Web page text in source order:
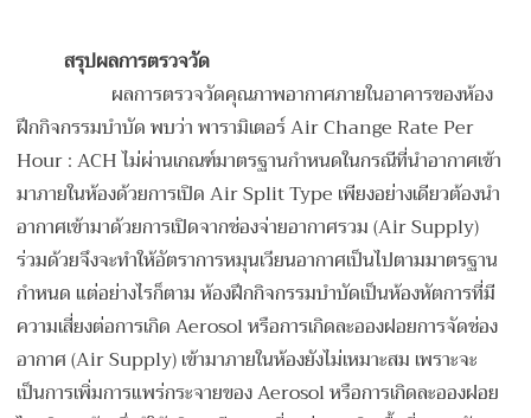
สรุปผลการตรวจวัด
ผลการตรวจวัดคุณภาพอากาศภายในอาคารของห้อง
ฝึกกิจกรรมบำบัด พบว่า พารามิเตอร์ Air Change Rate Per
Hour : ACH ไม่ผ่านเกณฑ์มาตรฐานกำหนดในกรณีที่นำอากาศเข้า
มาภายในห้องด้วยการเปิด Air Split Type เพียงอย่างเดียวต้องนำ
อากาศเข้ามาด้วยการเปิดจากช่องจ่ายอากาศรวม (Air Supply)
ร่วมด้วยจึงจะทำให้อัตราการหมุนเวียนอากาศเป็นไปตามมาตรฐาน
กำหนด แต่อย่างไรก็ตาม ห้องฝึกกิจกรรมบำบัดเป็นห้องหัตการที่มี
ความเสี่ยงต่อการเกิด Aerosol หรือการเกิดละอองฝอยการจัดช่อง
อากาศ (Air Supply) เข้ามาภายในห้องยังไม่เหมาะสม เพราะจะ
เป็นการเพิ่มการแพร่กระจายของ Aerosol หรือการเกิดละอองฝอย